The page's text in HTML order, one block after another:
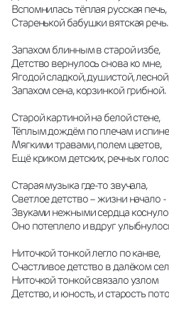
Вспомнилась тёплая русская печь,
Старенькой бабушки вятская речь.
Запахом блинным в старой избе,
Детство вернулось снова ко мне,
Ягодой сладкой, душистой,
Запахом сена, корзинкой грибной.
Старой картиной на белой стене,
Тёплым дождём по плечам и
Мягкими травами, полем цветов,
Ещё криком детских, речных
Старая музыка где-то звучала,
Светлое детство – жизни начало -
Звуками нежными сердца
Оно потеплело и вдруг
Ниточкой тонкой легло по канве,
Счастливое детство в далёком
Ниточкой тонкой связало узлом
Детство, и юность, и старость